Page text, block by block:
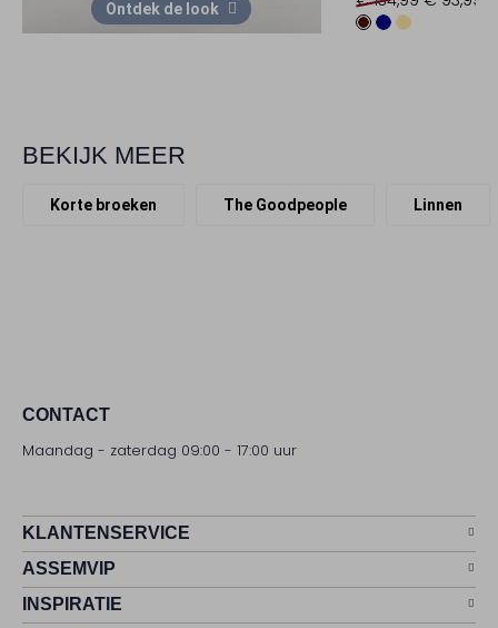
Ontdek de look
BEKIJK MEER
Korte broeken The Goodpeople Linnen
CONTACT
Maandag - zaterdag 09:00 - 17:00 uur
KLANTENSERVICE
ASSEMVIP
INSPIRATIE